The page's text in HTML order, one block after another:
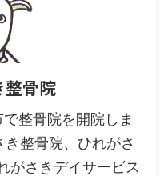
整骨院
整骨院を開院しま
整骨院、ひれがさ
がさきデイサービス